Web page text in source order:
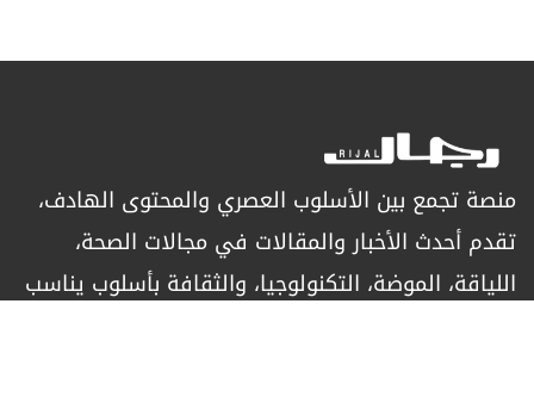
منصة تجمع بين الأسلوب العصري والمحتوى الهادف،
تقدم أحدث الأخبار والمقالات في مجالات الصحة،
اللياقة، الموضة، التكنولوجيا، والثقافة بأسلوب يناسب